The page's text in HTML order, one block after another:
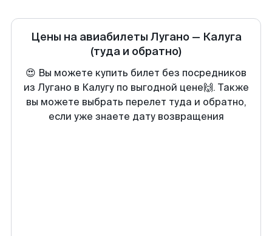
Цены на авиабилеты Лугано— Калуга
(туда и обратно)
😍 Вы можете купить билет без посредников
из Лугано в Калугу по выгодной цене🙌. Также
вы можете выбрать перелет туда и обратно,
если уже знаете дату возвращения